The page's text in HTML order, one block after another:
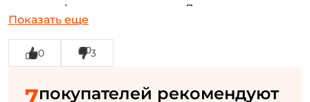
все свои функции выполняет. Ловил на него как
некрупную рыбу, так и язей/подлещиков на Волге
под 1кг и карпов на 1,2 кг
Недостатки:После года использования
в соответствующее отверстие удилища.
Показать еще
0 3
покупателей рекомендуют
Повторите пароль: *
персональных данных